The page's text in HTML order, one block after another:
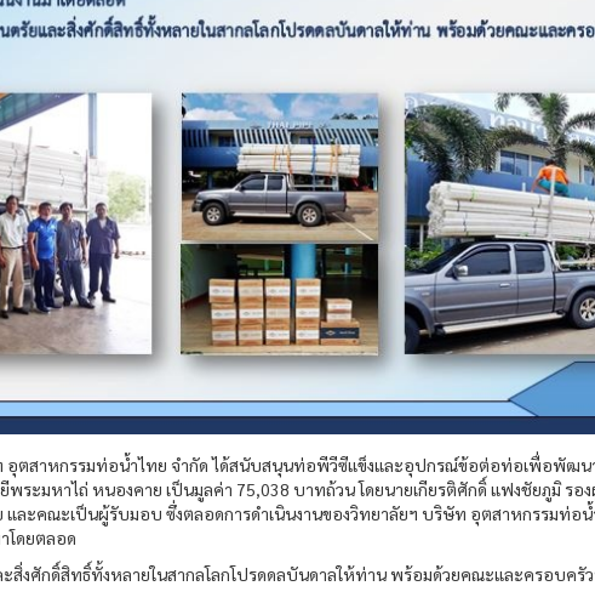
อุตสาหกรรมท่อน้ำไทย จำกัด ได้สนับสนุนท่อพีวีซีแข็งและอุปกรณ์ข้อต่อท่อเพื่อพั
พระมหาไถ่ หนองคาย เป็นมูลค่า 75,038 บาทถ้วน โดยนายเกียรติศักดิ์ แฟงชัยภูมิ รอ
และคณะเป็นผู้รับมอบ ซึ่งตลอดการดำเนินงานของวิทยาลัยฯ บริษัท อุตสาหกรรมท่
โดยตลอด
งศักดิ์สิทธิ์ทั้งหลายในสากลโลกโปรดดลบันดาลให้ท่าน พร้อมด้วยคณะและครอบครั